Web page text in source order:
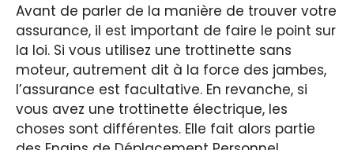
Avant de parler de la manière de trouver votre
assurance, il est important de faire le point sur
la loi. Si vous utilisez une trottinette sans
moteur, autrement dit à la force des jambes,
l’assurance est facultative. En revanche, si
vous avez une trottinette électrique, les
choses sont différentes. Elle fait alors partie